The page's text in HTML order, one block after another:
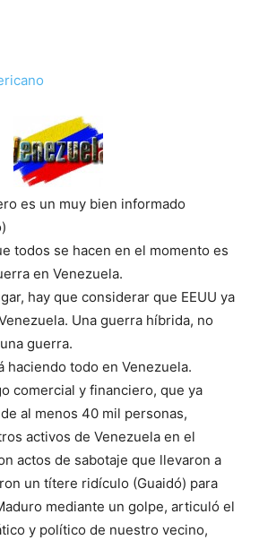
es un muy bien informado
todos se hacen en el momento es
en Venezuela.
hay que considerar que EEUU ya
Una guerra híbrida, no
guerra.
haciendo todo en Venezuela.
comercial y financiero, que ya
al menos 40 mil personas,
activos de Venezuela en el
actos de sabotaje que llevaron a
un títere ridículo (Guaidó) para
mediante un golpe, articuló el
y político de nuestro vecino,